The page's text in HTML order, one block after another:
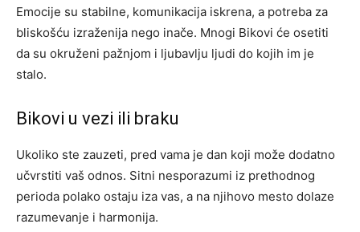
Emocije su stabilne, komunikacija iskrena, a potreba za
bliskošću izraženija nego inače. Mnogi Bikovi će osetiti
da su okruženi pažnjom i ljubavlju ljudi do kojih im je
stalo.
Bikovi u vezi ili braku
Ukoliko ste zauzeti, pred vama je dan koji može dodatno
učvrstiti vaš odnos. Sitni nesporazumi iz prethodnog
perioda polako ostaju iza vas, a na njihovo mesto dolaze
razumevanje i harmonija.